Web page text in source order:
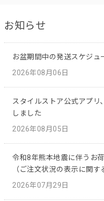
お知らせ
お盆期間中の発送スケジュ
2026年08月06日
スタイルストア公式アプリ
しました
2026年08月05日
令和8年熊本地震に伴うお
（ご注文状況の表示に関す
2026年07月29日